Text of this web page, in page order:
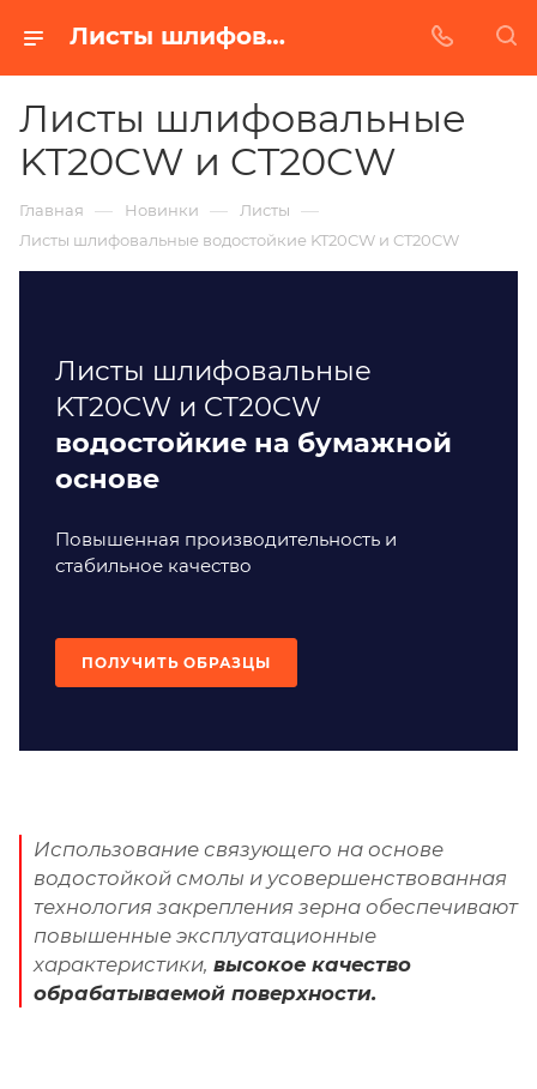
Листы шлифовальные водостойкие в Казани. Купить недорого от Абразивного Завода.
Листы шлифовальные
KT20CW и CT20CW
Главная — Новинки — Листы —
Листы шлифовальные водостойкие KT20CW и CT20CW
Листы шлифовальные
KT20CW и CT20CW
водостойкие на бумажной
основе
Повышенная производительность и
стабильное качество
ПОЛУЧИТЬ ОБРАЗЦЫ
Использование связующего на основе
водостойкой смолы и усовершенствованная
технология закрепления зерна обеспечивают
повышенные эксплуатационные
характеристики, высокое качество
обрабатываемой поверхности.